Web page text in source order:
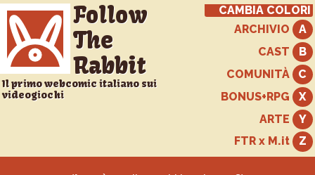
Follow
The
Rabbit
Il primo webcomic italiano sui
videogiochi
CAMBIA COLORI
ARCHIVIO
CAST
COMUNITÀ
BONUS+RPG
ARTE
FTR x M.it